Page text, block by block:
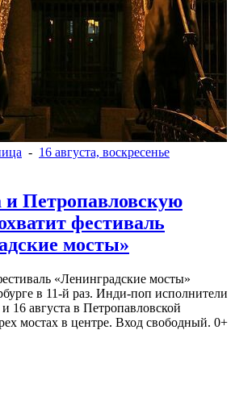
- 16 августа, воскресенье
и Петропавловскую
фестиваль
мосты»
«Ленинградские мосты»
в 11-й раз. Инди-поп исполнители
16 августа в Петропавловской
мостах в центре. Вход свободный. 0+